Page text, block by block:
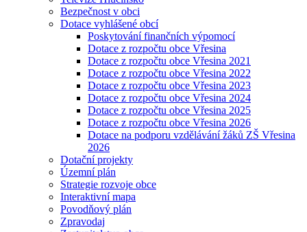
Bezpečnost v obci
Dotace vyhlášené obcí
Poskytování finančních výpomocí
Dotace z rozpočtu obce Vřesina
Dotace z rozpočtu obce Vřesina 2021
Dotace z rozpočtu obce Vřesina 2022
Dotace z rozpočtu obce Vřesina 2023
Dotace z rozpočtu obce Vřesina 2024
Dotace z rozpočtu obce Vřesina 2025
Dotace z rozpočtu obce Vřesina 2026
Dotace na podporu vzdělávání žáků ZŠ Vřesina
2026
Dotační projekty
Územní plán
Strategie rozvoje obce
Interaktivní mapa
Povodňový plán
Zpravodaj